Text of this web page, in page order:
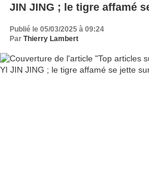
JIN JING ; le tigre affamé
Publié le 05/03/2025 à 09:24
Par Thierry Lambert